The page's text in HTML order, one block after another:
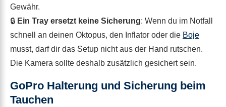
Gewähr.
🔒 Ein Tray ersetzt keine Sicherung: Wenn du im Notfall
schnell an deinen Oktopus, den Inflator oder die Boje
musst, darf dir das Setup nicht aus der Hand rutschen.
Die Kamera sollte deshalb zusätzlich gesichert sein.
GoPro Halterung und Sicherung beim
Tauchen